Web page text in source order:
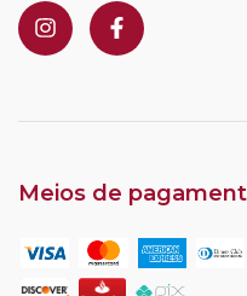
Meios de